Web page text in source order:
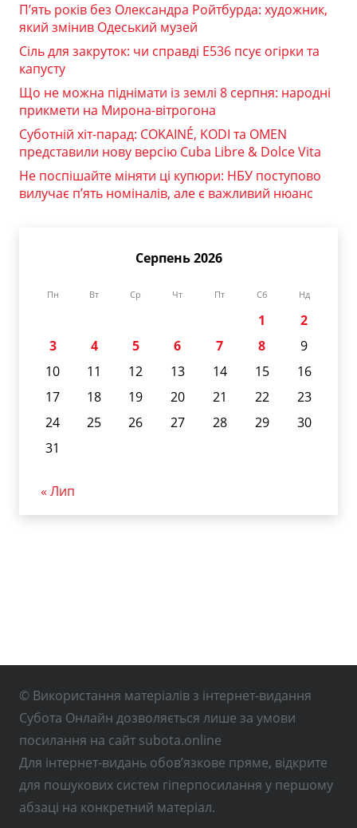
П’ять років без Олександра Ройтбурда: художник,
який змінив Одеський музей
Сіль для закруток: чи справді Е536 псує огірки та
капусту
Що не можна піднімати із землі 8 серпня: народні
прикмети на Мирона-вітрогона
Суботній хіт-парад: COKAINÉ, KODI та OMEN
представили нову версію Cuba Libre & Dolce Vita
Не поспішайте міняти ці купюри: НБУ поступово
вилучає п’ять номіналів, але є важливий нюанс
Серпень 2026
Пн Вт Ср Чт Пт Сб Нд
1
2
3
4 5 6 7 8
9
10
11 12 13 14 15
16
17
18 19 20 21 22
23
24
25 26 27 28 29
30
31
« Лип
© Використання матеріалів з інтернет-видання
Субота Онлайн дозволяється лише за умови
посилання на сайт subota.online
Для інтернет-видань обов’язкове пряме, відкрите
для пошукових систем гіперпосилання у першому
абзаці на конкретний матеріал.